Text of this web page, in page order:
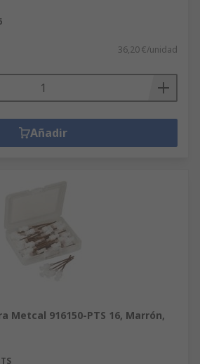
36,20 €/unidad
Añadir
Metcal 916150-PTS 16, Marrón,